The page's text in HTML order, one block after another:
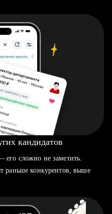
кандидатов
его сложно не заметить.
раньше конкурентов, выше